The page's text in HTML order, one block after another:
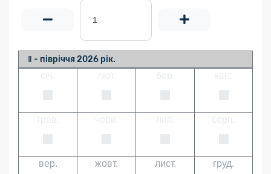
Ⅱ - півріччя 2026 рік.
вер. жовт. лист. груд.